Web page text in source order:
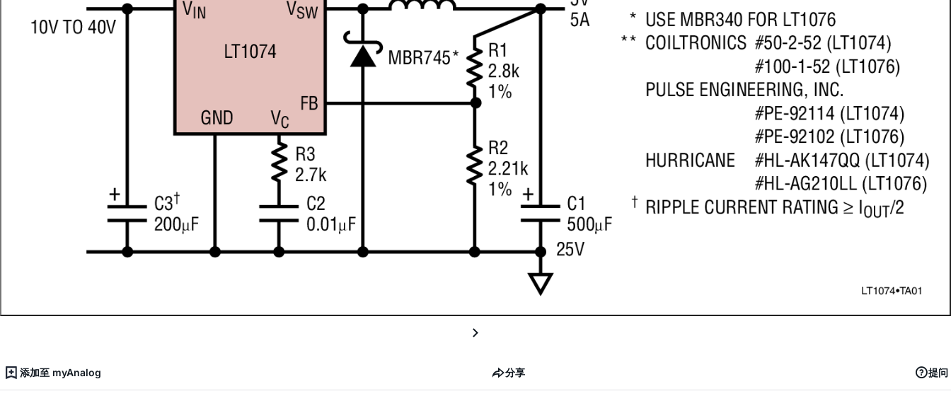
添加至 myAnalog 分享 提问